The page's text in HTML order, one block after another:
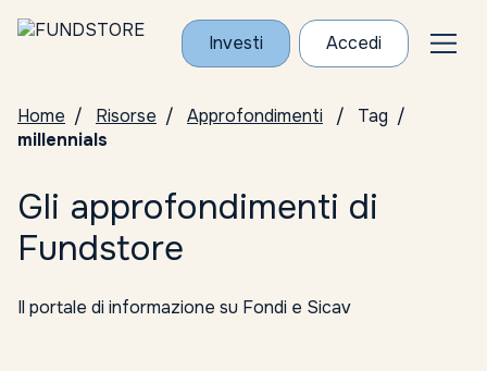
Investi Accedi
Home Risorse Approfondimenti
Tag
millennials
Gli approfondimenti di
Fundstore
Il portale di informazione su Fondi e Sicav